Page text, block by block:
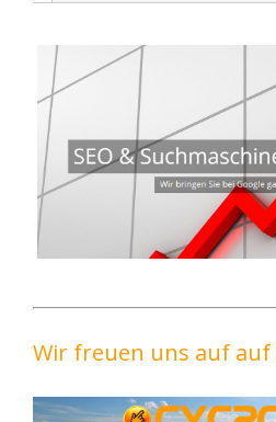
Wir freuen uns auf auf